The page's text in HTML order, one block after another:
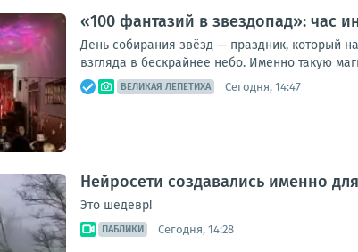
«100 фантазий в звездопад»: час
День собирания звёзд — праздник, который
взгляда в бескрайнее небо. Именно такую
ВЕЛИКАЯ ЛЕПЕТИХА Сегодня, 14:47
Нейросети создавались именно
Это шедевр!
ПАБЛИКИ Сегодня, 14:28